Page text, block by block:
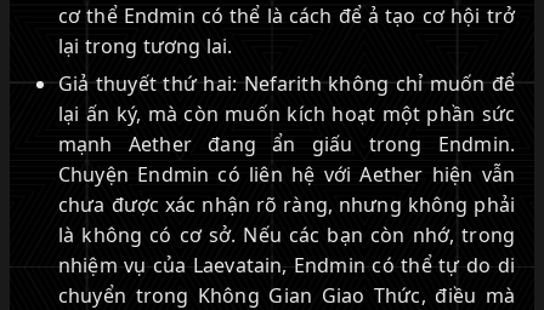
cơ thể Endmin có thể là cách để ả tạo cơ hội trở
lại trong tương lai.
Giả thuyết thứ hai: Nefarith không chỉ muốn để
lại ấn ký, mà còn muốn kích hoạt một phần sức
mạnh Aether đang ẩn giấu trong Endmin.
Chuyện Endmin có liên hệ với Aether hiện vẫn
chưa được xác nhận rõ ràng, nhưng không phải
là không có cơ sở. Nếu các bạn còn nhớ, trong
nhiệm vụ của Laevatain, Endmin có thể tự do di
chuyển trong Không Gian Giao Thức, điều mà